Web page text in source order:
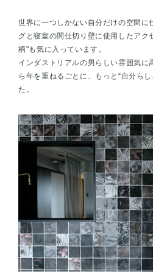
世界に一つしかない自分だけの空間に
グと寝室の間仕切り壁に使用したアク
柄"も気に入っています。
インダストリアルの男らしい雰囲気に
ら年を重ねるごとに、もっと“自分ら
た。